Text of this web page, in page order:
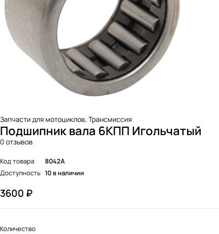
Запчасти для мотоциклов, Трансмиссия
Подшипник вала 6КПП Игольчатый
0 отзывов
Код товара
8042A
Доступность 10 в наличии
3600 ₽
Количество